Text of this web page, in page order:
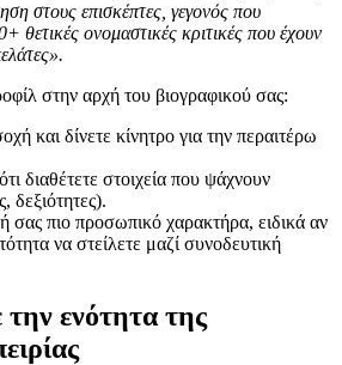
στους επισκέπτες, γεγονός που
θετικές ονομαστικές κριτικές που έχουν
στην αρχή του βιογραφικού σας:
και δίνετε κίνητρο για την περαιτέρω
διαθέτετε στοιχεία που ψάχνουν
δεξιότητες).
σας πιο προσωπικό χαρακτήρα, ειδικά αν
να στείλετε μαζί συνοδευτική
ενότητα της